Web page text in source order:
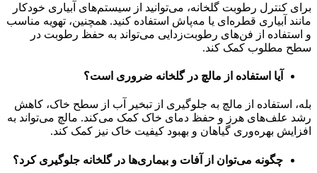
برای کنترل رطوبت گلخانه، می‌توانید از سیستم‌های آبیاری خودکار
مانند آبیاری قطره‌ای یا مه‌پاش استفاده کنید. همچنین، تهویه مناسب
و استفاده از فن‌های رطوبت‌زدایی می‌تواند به حفظ رطوبت در
سطح مطلوب کمک کند.
آیا استفاده از مالچ در گلخانه ضروری است؟
بله، استفاده از مالچ به جلوگیری از تبخیر آب از سطح خاک، کاهش
رشد علف‌های هرز و حفظ دمای خاک کمک می‌کند. مالچ می‌تواند به
افزایش بهره‌وری گیاهان و بهبود کیفیت خاک نیز کمک کند.
چگونه می‌توان از آفات و بیماری‌ها در گلخانه جلوگیری کرد؟